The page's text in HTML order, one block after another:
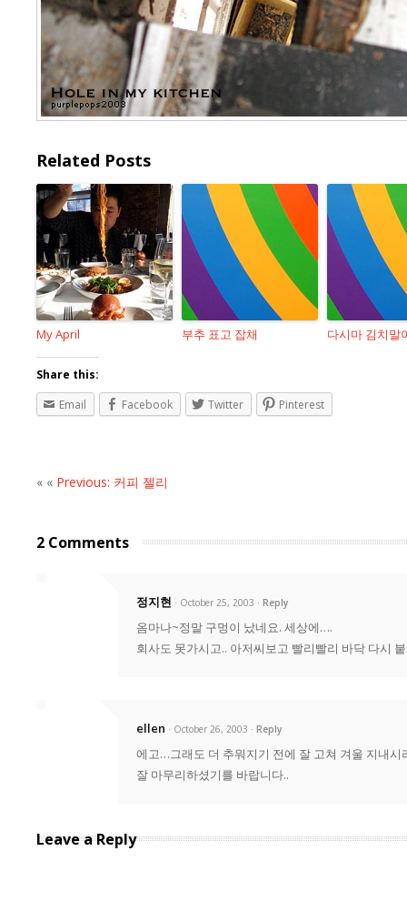
Related Posts
My April 부추 표고 잡채 다시마 김치말
Share this:
Email
Facebook Twitter Pinterest
« « Previous: 커피 젤리
2 Comments
정지현 · October 25, 2003 Reply
옴마나~정말 구멍이 났네요. 세상에….
회사도 못가시고.. 아저씨보고 빨리빨리 바닥 다시
ellen · October 26, 2003 Reply
에고…그래도 더 추워지기 전에 잘 고쳐 겨울 지내
잘 마무리하셨기를 바랍니다..
Leave a Reply